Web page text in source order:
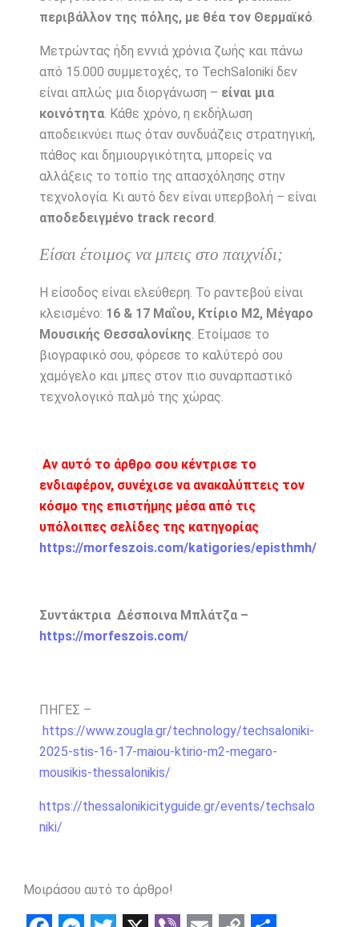
περιβάλλον της πόλης, με θέα τον Θερμαϊκό.
Μετρώντας ήδη εννιά χρόνια ζωής και πάνω
από 15.000 συμμετοχές, το TechSaloniki δεν
είναι απλώς μια διοργάνωση – είναι μια
κοινότητα. Κάθε χρόνο, η εκδήλωση
αποδεικνύει πως όταν συνδυάζεις στρατηγική,
πάθος και δημιουργικότητα, μπορείς να
αλλάξεις το τοπίο της απασχόλησης στην
τεχνολογία. Κι αυτό δεν είναι υπερβολή – είναι
αποδεδειγμένο track record.
Είσαι έτοιμος να μπεις στο παιχνίδι;
Η είσοδος είναι ελεύθερη. Το ραντεβού είναι
κλεισμένο: 16 & 17 Μαΐου, Κτίριο Μ2, Μέγαρο
Μουσικής Θεσσαλονίκης. Ετοίμασε το
βιογραφικό σου, φόρεσε το καλύτερό σου
χαμόγελο και μπες στον πιο συναρπαστικό
τεχνολογικό παλμό της χώρας.
Αν αυτό το άρθρο σου κέντρισε το
ενδιαφέρον, συνέχισε να ανακαλύπτεις τον
κόσμο της επιστήμης μέσα από τις
υπόλοιπες σελίδες της κατηγορίας
https://morfeszois.com/katigories/episthmh/
Συντάκτρια Δέσποινα Μπλάτζα –
https://morfeszois.com/
ΠΗΓΕΣ –
https://www.zougla.gr/technology/techsaloniki-
2025-stis-16-17-maiou-ktirio-m2-megaro-
mousikis-thessalonikis/
https://thessalonikicityguide.gr/events/techsalo
niki/
Μοιράσου αυτό το άρθρο!